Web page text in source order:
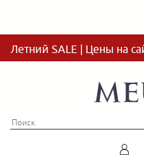
Летний SALE | Цены на